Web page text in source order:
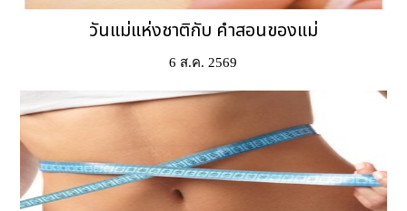
วันแม่แห่งชาติกับ คำสอนของแม่
6 ส.ค. 2569